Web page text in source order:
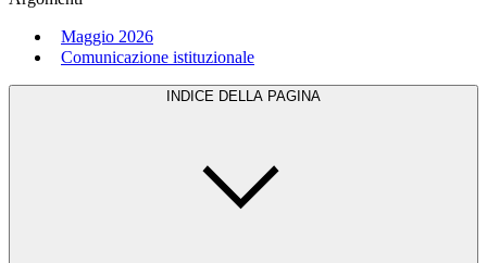
Maggio 2026
Comunicazione istituzionale
INDICE DELLA PAGINA